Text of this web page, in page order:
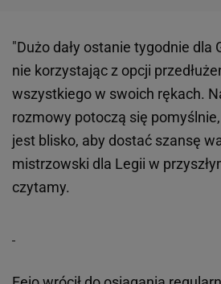
"Dużo dały ostanie tygodnie dla
nie korzystając z opcji
wszystkiego w swoich rękach.
rozmowy potoczą się
jest blisko, aby dostać szansę
mistrzowski dla Legii w
czytamy.